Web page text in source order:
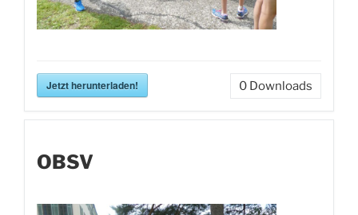
Jetzt herunterladen! 0 Downloads
OBSV